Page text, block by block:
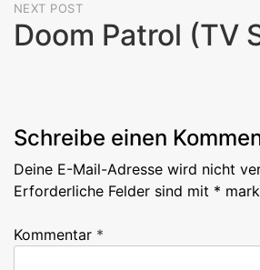
NEXT POST
Doom Patrol (TV
Schreibe einen
Deine E-Mail-Adresse wird nicht
Erforderliche Felder sind mit *
Kommentar *